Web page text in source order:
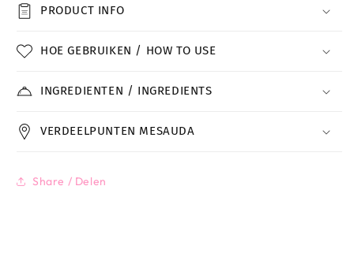
PRODUCT INFO
HOE GEBRUIKEN / HOW TO USE
INGREDIENTEN / INGREDIENTS
VERDEELPUNTEN MESAUDA
Share / Delen